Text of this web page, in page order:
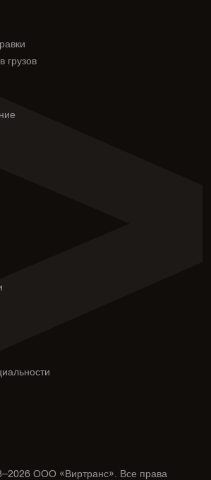
2026ООО «Виртранс». Все права
грузов